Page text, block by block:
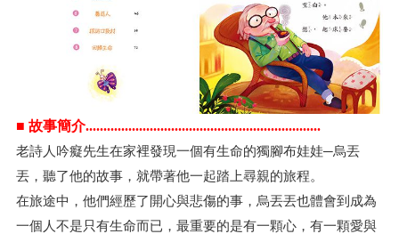
■ 故事簡介..................................................................
老詩人吟癡先生在家裡發現一個有生命的獨腳布娃娃─烏丟
丟，聽了他的故事，就帶著他一起踏上尋親的旅程。
在旅途中，他們經歷了開心與悲傷的事，烏丟丟也體會到成為
一個人不是只有生命而已，最重要的是有一顆心，有一顆愛與